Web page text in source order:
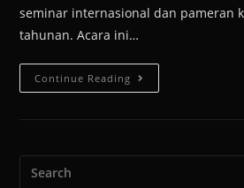
seminar internasional dan pameran
tahunan. Acara ini…
Continue Reading